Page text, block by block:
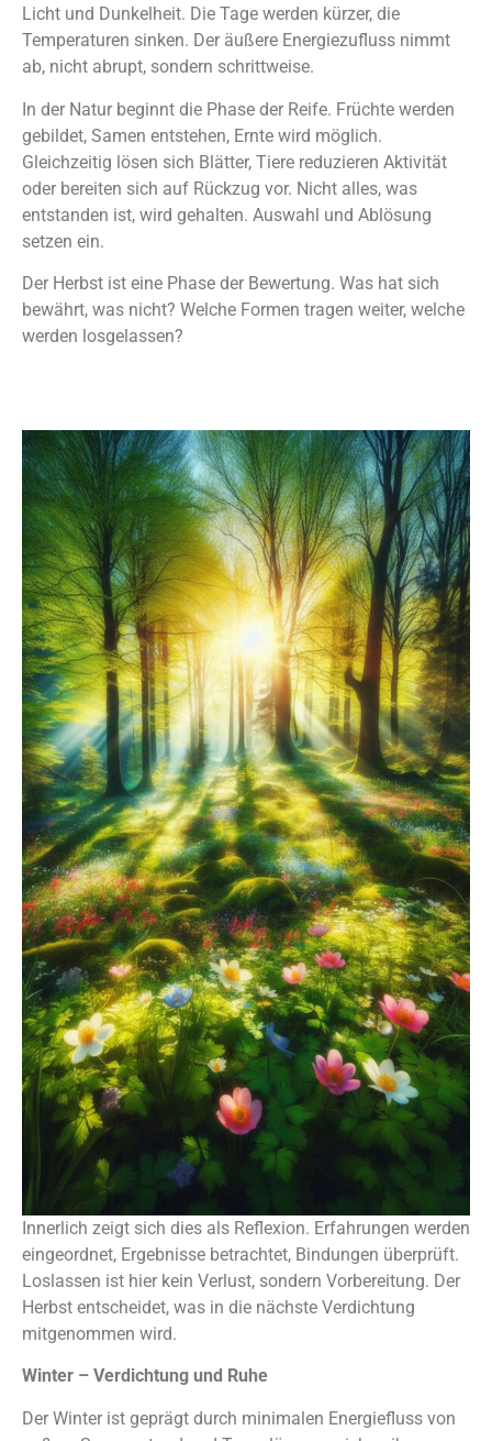
Licht und Dunkelheit. Die Tage werden kürzer, die
Temperaturen sinken. Der äußere Energiezufluss nimmt
ab, nicht abrupt, sondern schrittweise.
In der Natur beginnt die Phase der Reife. Früchte werden
gebildet, Samen entstehen, Ernte wird möglich.
Gleichzeitig lösen sich Blätter, Tiere reduzieren Aktivität
oder bereiten sich auf Rückzug vor. Nicht alles, was
entstanden ist, wird gehalten. Auswahl und Ablösung
setzen ein.
Der Herbst ist eine Phase der Bewertung. Was hat sich
bewährt, was nicht? Welche Formen tragen weiter, welche
werden losgelassen?
Innerlich zeigt sich dies als Reflexion. Erfahrungen werden
eingeordnet, Ergebnisse betrachtet, Bindungen überprüft.
Loslassen ist hier kein Verlust, sondern Vorbereitung. Der
Herbst entscheidet, was in die nächste Verdichtung
mitgenommen wird.
Winter – Verdichtung und Ruhe
Der Winter ist geprägt durch minimalen Energiefluss von